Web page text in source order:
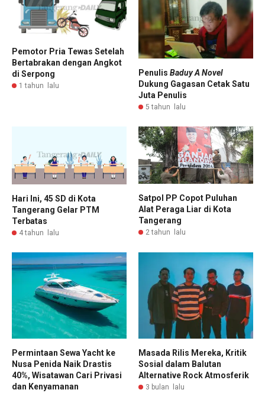
Pemotor Pria Tewas Setelah
Bertabrakan dengan Angkot
di Serpong
1 tahun lalu
Penulis Baduy A Novel
Dukung Gagasan Cetak Satu
Juta Penulis
5 tahun lalu
Hari Ini, 45 SD di Kota
Tangerang Gelar PTM
Terbatas
4 tahun lalu
Satpol PP Copot Puluhan
Alat Peraga Liar di Kota
Tangerang
2 tahun lalu
Permintaan Sewa Yacht ke
Nusa Penida Naik Drastis
40%, Wisatawan Cari Privasi
dan Kenyamanan
Masada Rilis Mereka, Kritik
Sosial dalam Balutan
Alternative Rock Atmosferik
3 bulan lalu